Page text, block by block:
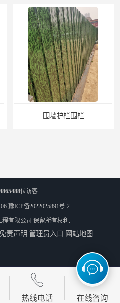
4865488位访客
豫ICP备2022025891号-2
有限公司 保留所有权利.
免责声明 管理员入口 网站地图
热线电话 在线咨询